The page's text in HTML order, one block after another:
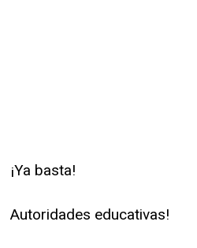
¡Ya basta!
Autoridades educativas!